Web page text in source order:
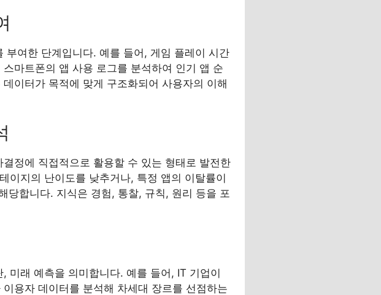
여한 단계입니다. 예를 들어, 게임 플레이 시간
마트폰의 앱 사용 로그를 분석하여 인기 앱 순
이터가 목적에 맞게 구조화되어 사용자의 이해
정에 직접적으로 활용할 수 있는 형태로 발전한
이지의 난이도를 낮추거나, 특정 앱의 이탈률이
당합니다. 지식은 경험, 통찰, 규칙, 원리 등을 포
미래 예측을 의미합니다. 예를 들어, IT 기업이
용자 데이터를 분석해 차세대 장르를 선점하는